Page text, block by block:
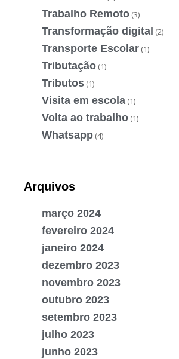
Trabalho Remoto (3)
Transformação digital (2)
Transporte Escolar (1)
Tributação (1)
Tributos (1)
Visita em escola (1)
Volta ao trabalho (1)
Whatsapp (4)
Arquivos
março 2024
fevereiro 2024
janeiro 2024
dezembro 2023
novembro 2023
outubro 2023
setembro 2023
julho 2023
junho 2023